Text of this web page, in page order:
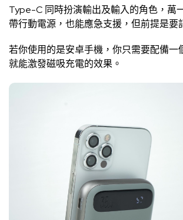
Type-C 同時扮演輸出及輸入的角色，萬
帶行動電源，也能應急支援，但前提是要
若你使用的是安卓手機，你只需要配備一
就能激發磁吸充電的效果。